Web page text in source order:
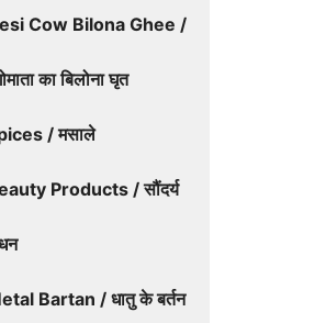
Cow Bilona Ghee /
का बिलोना घृत
/ मसाले
Products / सौंदर्य
Bartan / धातु के बर्तन